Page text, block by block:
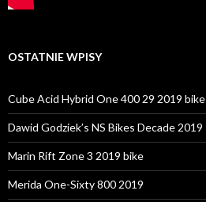
OSTATNIE WPISY
Cube Acid Hybrid One 400 29 2019 bike
Dawid Godziek’s NS Bikes Decade 2019
Marin Rift Zone 3 2019 bike
Merida One-Sixty 800 2019